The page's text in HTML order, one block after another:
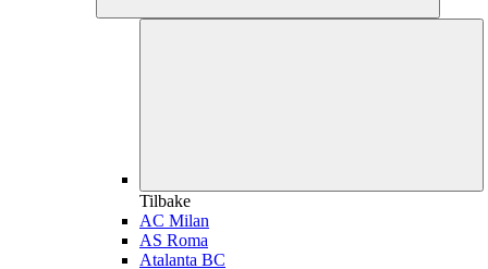
Tilbake
AC Milan
AS Roma
Atalanta BC